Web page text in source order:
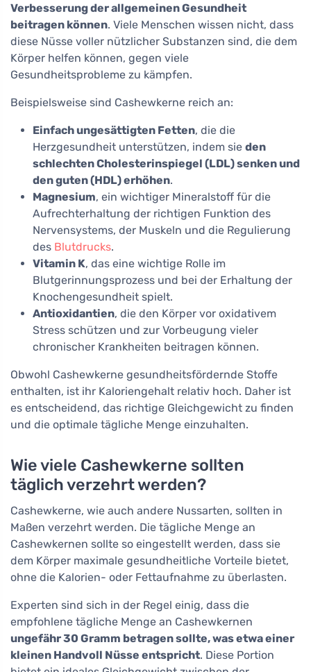
Verbesserung der allgemeinen Gesundheit
beitragen können. Viele Menschen wissen nicht, dass
diese Nüsse voller nützlicher Substanzen sind, die dem
Körper helfen können, gegen viele
Gesundheitsprobleme zu kämpfen.
Beispielsweise sind Cashewkerne reich an:
Einfach ungesättigten Fetten, die die
Herzgesundheit unterstützen, indem sie den
schlechten Cholesterinspiegel (LDL) senken und
den guten (HDL) erhöhen.
Magnesium, ein wichtiger Mineralstoff für die
Aufrechterhaltung der richtigen Funktion des
Nervensystems, der Muskeln und die Regulierung
des Blutdrucks.
Vitamin K, das eine wichtige Rolle im
Blutgerinnungsprozess und bei der Erhaltung der
Knochengesundheit spielt.
Antioxidantien, die den Körper vor oxidativem
Stress schützen und zur Vorbeugung vieler
chronischer Krankheiten beitragen können.
Obwohl Cashewkerne gesundheitsfördernde Stoffe
enthalten, ist ihr Kaloriengehalt relativ hoch. Daher ist
es entscheidend, das richtige Gleichgewicht zu finden
und die optimale tägliche Menge einzuhalten.
Wie viele Cashewkerne sollten
täglich verzehrt werden?
Cashewkerne, wie auch andere Nussarten, sollten in
Maßen verzehrt werden. Die tägliche Menge an
Cashewkernen sollte so eingestellt werden, dass sie
dem Körper maximale gesundheitliche Vorteile bietet,
ohne die Kalorien- oder Fettaufnahme zu überlasten.
Experten sind sich in der Regel einig, dass die
empfohlene tägliche Menge an Cashewkernen
ungefähr 30 Gramm betragen sollte, was etwa einer
kleinen Handvoll Nüsse entspricht. Diese Portion